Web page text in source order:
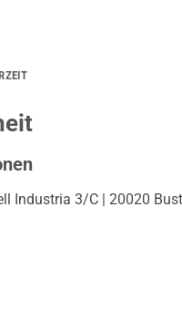
Industria 3/C | 20020